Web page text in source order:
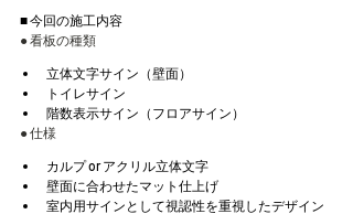
■ 今回の施工内容
● 看板の種類
立体文字サイン（壁面）
トイレサイン
階数表示サイン（フロアサイン）
● 仕様
カルプ or アクリル立体文字
壁面に合わせたマット仕上げ
室内用サインとして視認性を重視したデザイン